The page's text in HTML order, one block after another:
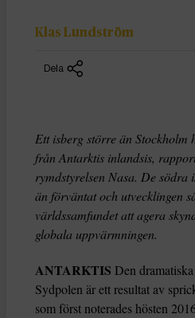
Klas Lundström
Dela
Ett isberg större än Stockholm
från Antarktis inlandsis,
rymdstyrelsen Nasa. De södra
än förväntat och utvecklingen
världssamfundet att agera
globala uppvärmningen.
ANTARKTIS Den
Sydpolen är ett resultat av
som först noterades hösten